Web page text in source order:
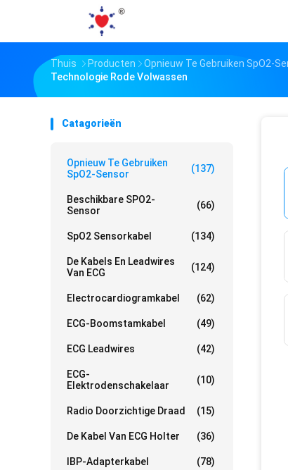
Thuis Producten Opnieuw Te Gebruiken SpO2-
Technologie Rode Volwassen
Catagorieën
Opnieuw Te Gebruiken
SpO2-Sensor
(137)
Beschikbare SPO2-
Sensor
(66)
SpO2 Sensorkabel (134)
De Kabels En Leadwires
Van ECG
(124)
Electrocardiogramkabel (62)
ECG-Boomstamkabel (49)
ECG Leadwires (42)
ECG-
Elektrodenschakelaar
(10)
Radio Doorzichtige Draad (15)
De Kabel Van ECG Holter (36)
IBP-Adapterkabel (78)